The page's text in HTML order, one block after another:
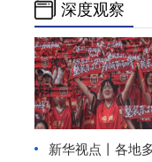
深度观察
新华视点丨 各地